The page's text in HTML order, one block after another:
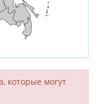
кото­рые могут